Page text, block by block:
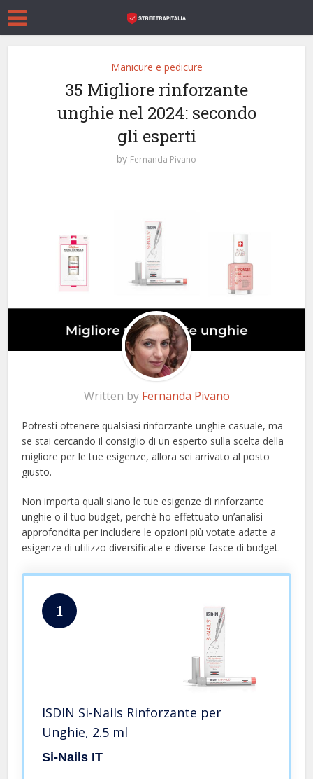
Manicure e pedicure
35 Migliore rinforzante
unghie nel 2024: secondo
gli esperti
by Fernanda Pivano
Written by Fernanda Pivano
Potresti ottenere qualsiasi rinforzante unghie casuale, ma
se stai cercando il consiglio di un esperto sulla scelta della
migliore per le tue esigenze, allora sei arrivato al posto
giusto.
Non importa quali siano le tue esigenze di rinforzante
unghie o il tuo budget, perché ho effettuato un’analisi
approfondita per includere le opzioni più votate adatte a
esigenze di utilizzo diversificate e diverse fasce di budget.
1
ISDIN Si-Nails Rinforzante per
Unghie, 2.5 ml
Si-Nails IT